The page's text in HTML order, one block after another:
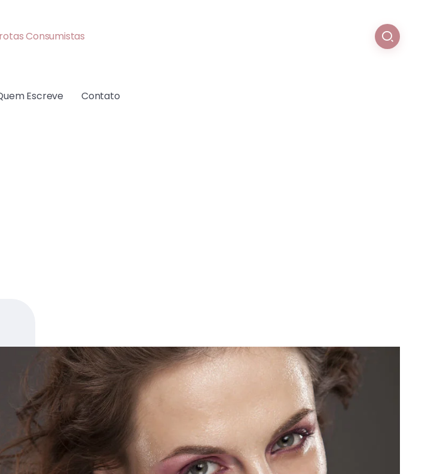
Consumistas
Escreve Contato